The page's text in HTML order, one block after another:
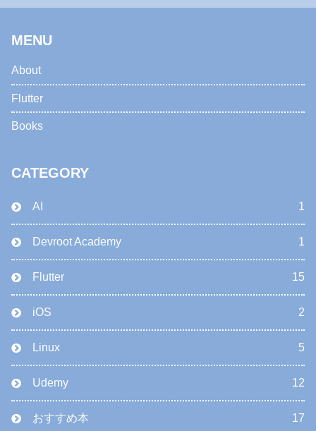
MENU
About
Flutter
Books
CATEGORY
AI 1
Devroot Academy 1
Flutter 15
iOS 2
Linux 5
Udemy 12
おすすめ本 17